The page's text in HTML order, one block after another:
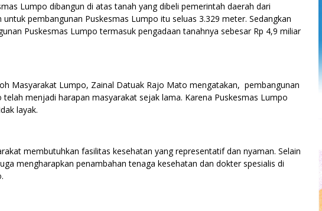
Lumpo dibangun di atas tanah yang dibeli pemerintah daerah dari
untuk pembangunan Puskesmas Lumpo itu seluas 3.329 meter. Sedangkan
Puskesmas Lumpo termasuk pengadaan tanahnya sebesar Rp 4,9 miliar
Masyarakat Lumpo, Zainal Datuak Rajo Mato mengatakan, pembangunan
telah menjadi harapan masyarakat sejak lama. Karena Puskesmas Lumpo
layak.
membutuhkan fasilitas kesehatan yang representatif dan nyaman. Selain
mengharapkan penambahan tenaga kesehatan dan dokter spesialis di